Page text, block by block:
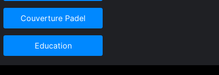
Couverture Padel
Education